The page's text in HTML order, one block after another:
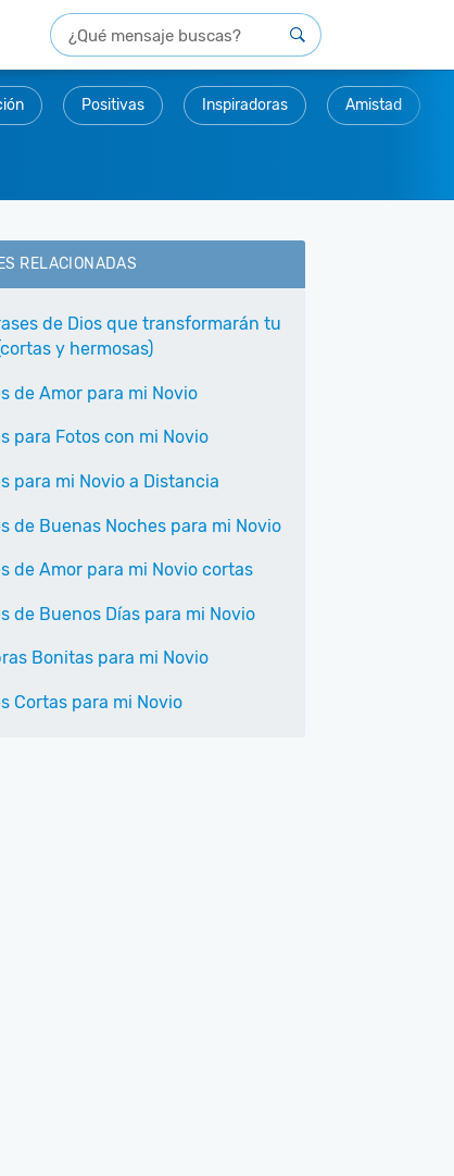
Positivas Inspiradoras Amistad
RELACIONADAS
de Dios que transformarán tu
y hermosas)
de Amor para mi Novio
para Fotos con mi Novio
para mi Novio a Distancia
de Buenas Noches para mi Novio
de Amor para mi Novio cortas
de Buenos Días para mi Novio
Bonitas para mi Novio
Cortas para mi Novio